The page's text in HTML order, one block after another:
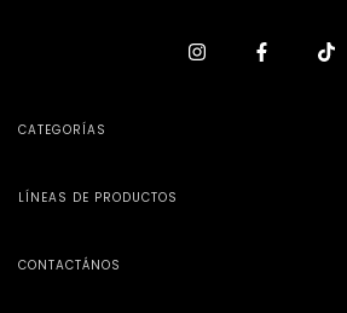
CATEGORÍAS
LÍNEAS DE PRODUCTOS
CONTACTÁNOS